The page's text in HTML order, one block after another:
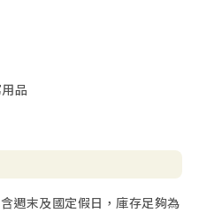
品
週末及國定假日，庫存足夠為